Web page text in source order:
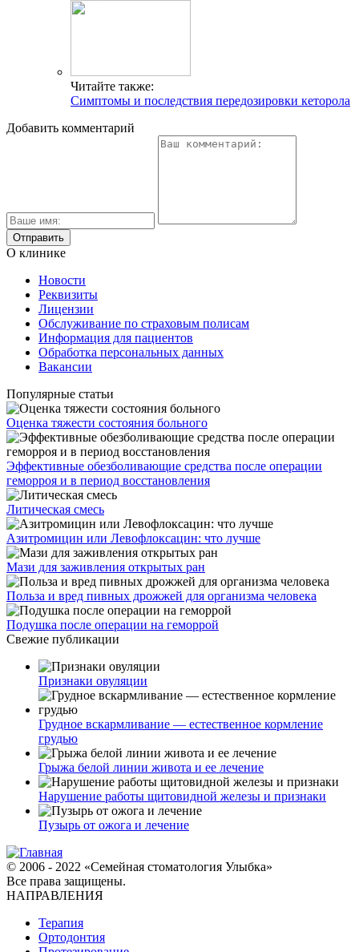
Читайте также:
Симптомы и последствия передозировки кеторола
Добавить комментарий
О клинике
Новости
Реквизиты
Лицензии
Обслуживание по страховым полисам
Информация для пациентов
Обработка персональных данных
Вакансии
Популярные статьи
Оценка тяжести состояния больного
Эффективные обезболивающие средства после операции
геморроя и в период восстановления
Литическая смесь
Азитромицин или Левофлоксацин: что лучше
Мази для заживления открытых ран
Польза и вред пивных дрожжей для организма человека
Подушка после операции на геморрой
Свежие публикации
Признаки овуляции
Грудное вскармливание — естественное кормление
грудью
Грыжа белой линии живота и ее лечение
Нарушение работы щитовидной железы и признаки
Пузырь от ожога и лечение
© 2006 - 2022 «Семейная стоматология Улыбка»
Все права защищены.
НАПРАВЛЕНИЯ
Терапия
Ортодонтия